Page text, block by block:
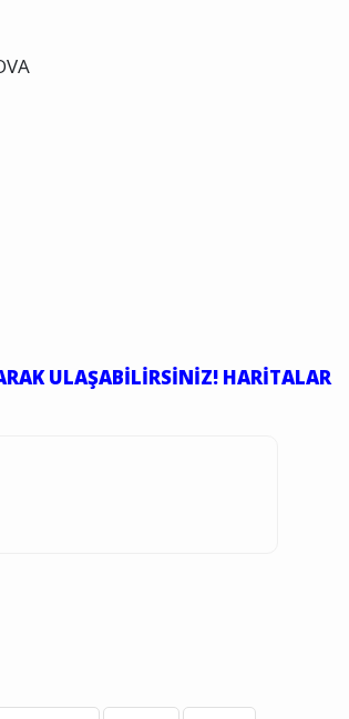
ULAŞABİLİRSİNİZ! HARİTALAR